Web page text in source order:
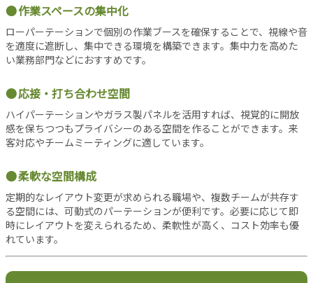
ラ
イ
バ
シ
ポ
シ
ー
問
合
わ
せ
作業スペースの集中化
ローパーテーションで個別の作業ブースを確保することで、視線や音
を適度に遮断し、集中できる環境を構築できます。集中力を高めた
い業務部門などにおすすめです。
応接・打ち合わせ空間
ハイパーテーションやガラス製パネルを活用すれば、視覚的に開放
感を保ちつつもプライバシーのある空間を作ることができます。来
客対応やチームミーティングに適しています。
柔軟な空間構成
定期的なレイアウト変更が求められる職場や、複数チームが共存す
る空間には、可動式のパーテーションが便利です。必要に応じて即
時にレイアウトを変えられるため、柔軟性が高く、コスト効率も優
れています。